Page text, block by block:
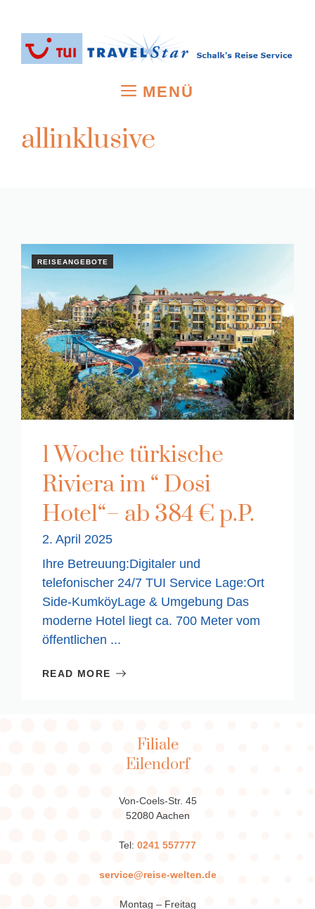
Inhalt
springen
MENÜ
allinklusive
REISEANGEBOTE
1 Woche türkische
Riviera im “ Dosi
Hotel“– ab 384 € p.P.
2. April 2025
Ihre Betreuung:Digitaler und
telefonischer 24/7 TUI Service Lage:Ort
Side-KumköyLage & Umgebung Das
moderne Hotel liegt ca. 700 Meter vom
öffentlichen ...
READ MORE
Filiale
Eilendorf
Von-Coels-Str. 45
52080 Aachen
Tel: 0241 557777
service@reise-welten.de
Montag – Freitag